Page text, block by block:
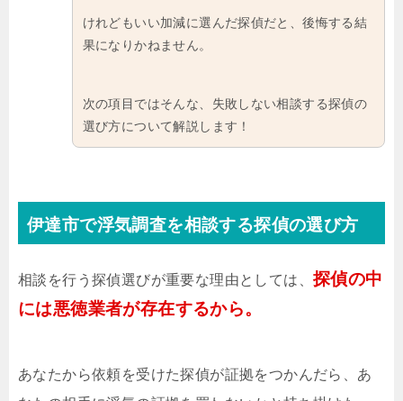
けれどもいい加減に選んだ探偵だと、後悔する結
果になりかねません。
次の項目ではそんな、失敗しない相談する探偵の
選び方について解説します！
伊達市で浮気調査を相談する探偵の選び方
相談を行う探偵選びが重要な理由としては、 探偵の中
には悪徳業者が存在するから。
あなたから依頼を受けた探偵が証拠をつかんだら、あ